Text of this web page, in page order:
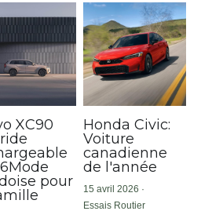
XC90
pour
Honda Civic:
Voiture
canadienne
de l'année
15 avril 2026 ·
Essais Routier